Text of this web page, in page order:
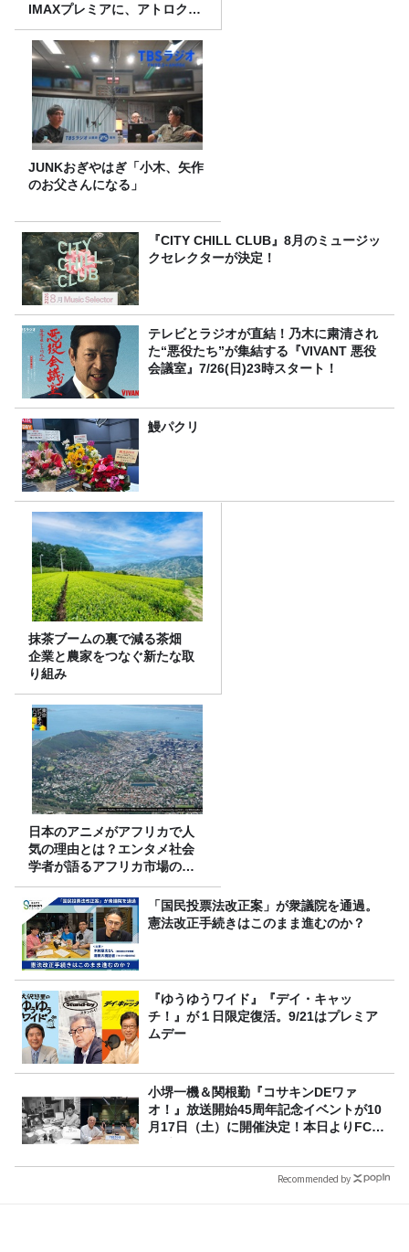
IMAXプレミアに、アトロクリ
スナー60名をご招待！
JUNKおぎやはぎ「小木、矢作
のお父さんになる」
『CITY CHILL CLUB』8月のミュージッ
クセレクターが決定！
テレビとラジオが直結！乃木に粛清され
た“悪役たち”が集結する『VIVANT 悪役
会議室』7/26(日)23時スタート！
鰻パクリ
抹茶ブームの裏で減る茶畑
企業と農家をつなぐ新たな取
り組み
日本のアニメがアフリカで人
気の理由とは？エンタメ社会
学者が語るアフリカ市場のリ
アル
「国民投票法改正案」が衆議院を通過。
憲法改正手続きはこのまま進むのか？
『ゆうゆうワイド』『デイ・キャッ
チ！』が１日限定復活。9/21はプレミア
ムデー
小堺一機＆関根勤『コサキンDEワァ
オ！』放送開始45周年記念イベントが10
月17日（土）に開催決定！本日よりFC先
Recommended by